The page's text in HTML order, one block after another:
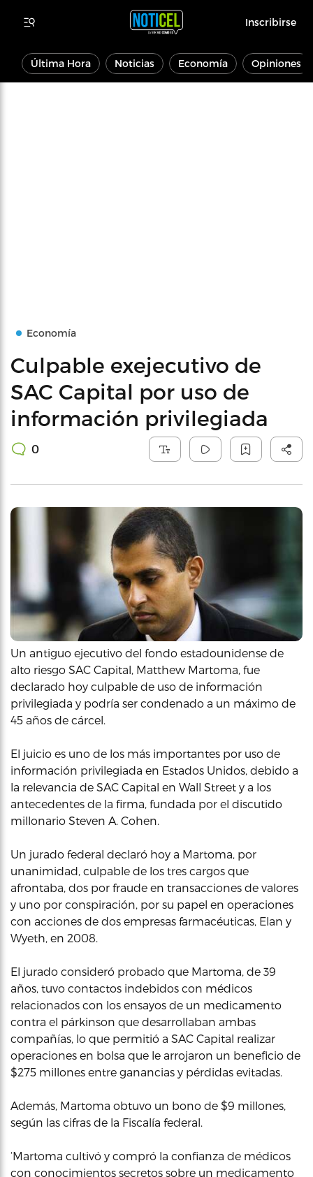
Inscribirse
Última Hora Noticias Economía Opiniones
Economía
Culpable exejecutivo de
SAC Capital por uso de
información privilegiada
0
Un antiguo ejecutivo del fondo estadounidense de
alto riesgo SAC Capital, Matthew Martoma, fue
declarado hoy culpable de uso de información
privilegiada y podría ser condenado a un máximo de
45 años de cárcel.
El juicio es uno de los más importantes por uso de
información privilegiada en Estados Unidos, debido a
la relevancia de SAC Capital en Wall Street y a los
antecedentes de la firma, fundada por el discutido
millonario Steven A. Cohen.
Un jurado federal declaró hoy a Martoma, por
unanimidad, culpable de los tres cargos que
afrontaba, dos por fraude en transacciones de valores
y uno por conspiración, por su papel en operaciones
con acciones de dos empresas farmacéuticas, Elan y
Wyeth, en 2008.
El jurado consideró probado que Martoma, de 39
años, tuvo contactos indebidos con médicos
relacionados con los ensayos de un medicamento
contra el párkinson que desarrollaban ambas
compañías, lo que permitió a SAC Capital realizar
operaciones en bolsa que le arrojaron un beneficio de
$275 millones entre ganancias y pérdidas evitadas.
Además, Martoma obtuvo un bono de $9 millones,
según las cifras de la Fiscalía federal.
‘Martoma cultivó y compró la confianza de médicos
con conocimientos secretos sobre un medicamento